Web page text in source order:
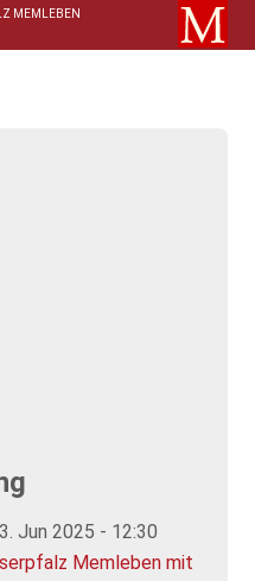
MEMLEBEN
Jun 2025 - 12:30
Memleben mit